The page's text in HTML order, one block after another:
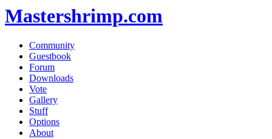
Mastershrimp.com
Community
Guestbook
Forum
Downloads
Vote
Gallery
Stuff
Options
About